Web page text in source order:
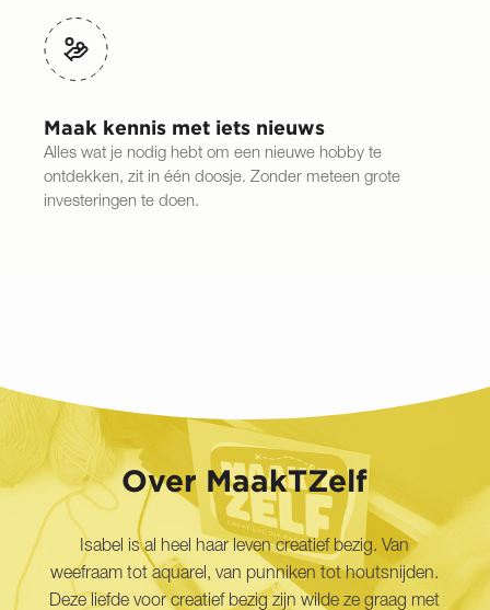
Maak kennis met iets nieuws
Alles wat je nodig hebt om een nieuwe hobby te
ontdekken, zit in één doosje. Zonder meteen grote
investeringen te doen.
Over MaakTZelf
Isabel is al heel haar leven creatief bezig. Van
weefraam tot aquarel, van punniken tot houtsnijden.
Deze liefde voor creatief bezig zijn wilde ze graag met